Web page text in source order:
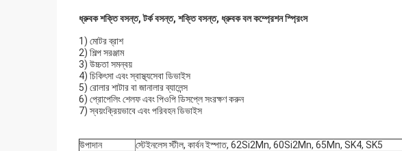
ধ্রুবক শক্তি বসন্ত, টর্ক বসন্ত, শক্তি বসন্ত, ধ্রুবক বল কম্প্রেশন স্প্রিংস
1) মোটর ব্রাশ
2) শিল্প সরঞ্জাম
3) উচ্চতা সমন্বয়
4) চিকিৎসা এবং স্বাস্থ্যসেবা ডিভাইস
5) রোলার শাটার বা জানালার ব্যালেন্স
6) প্রোপেলিং শেলফ এবং পিওপি ডিসপ্লে সংরক্ষণ করুন
7) স্বয়ংক্রিয়ভাবে এবং পরিবহন ডিভাইস
উপাদান
স্টেইনলেস স্টীল, কার্বন ইস্পাত, 62Si2Mn, 60Si2Mn, 65Mn, SK4, SK5